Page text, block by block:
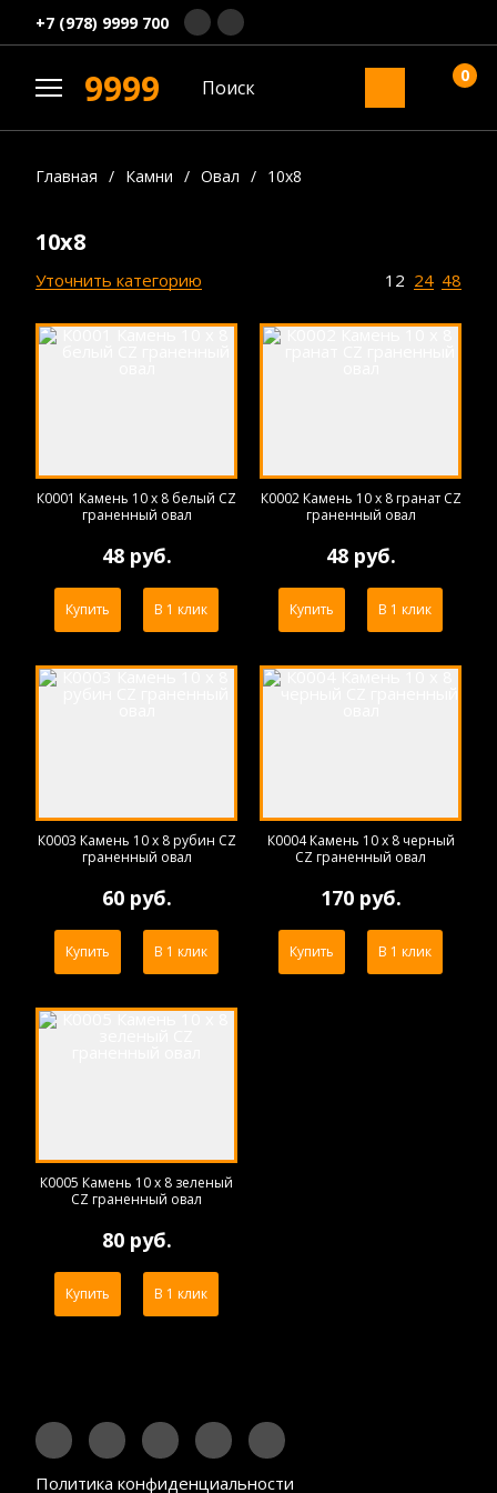
+7 (978) 9999 700
9999 0
Главная / Камни / Овал / 10х8
10х8
Уточнить категорию 12 24 48
К0001 Камень 10 х 8 белый CZ
граненный овал
48 руб.
Купить В 1 клик
К0002 Камень 10 х 8 гранат CZ
граненный овал
48 руб.
Купить В 1 клик
К0003 Камень 10 х 8 рубин CZ
граненный овал
60 руб.
Купить В 1 клик
К0004 Камень 10 х 8 черный
CZ граненный овал
170 руб.
Купить В 1 клик
К0005 Камень 10 х 8 зеленый
CZ граненный овал
80 руб.
Купить В 1 клик
Политика конфиденциальности